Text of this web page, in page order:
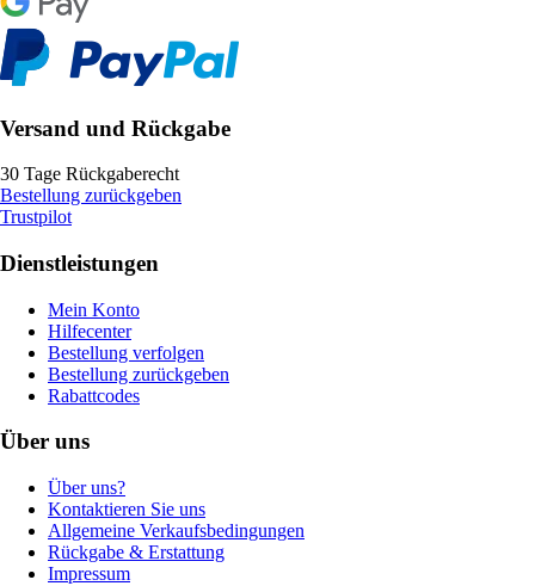
Versand und Rückgabe
30 Tage Rückgaberecht
Bestellung zurückgeben
Trustpilot
Dienstleistungen
Mein Konto
Hilfecenter
Bestellung verfolgen
Bestellung zurückgeben
Rabattcodes
Über uns
Über uns?
Kontaktieren Sie uns
Allgemeine Verkaufsbedingungen
Rückgabe & Erstattung
Impressum